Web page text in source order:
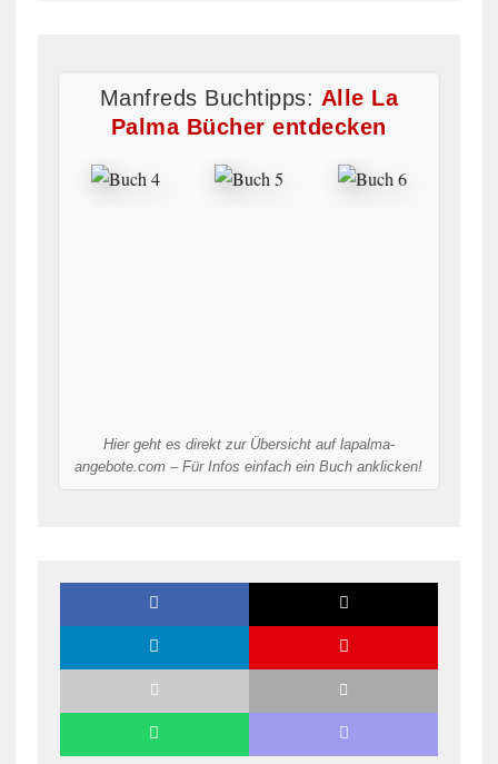
Manfreds Buchtipps: Alle La
Palma Bücher entdecken
Hier geht es direkt zur Übersicht auf lapalma-
angebote.com – Für Infos einfach ein Buch anklicken!